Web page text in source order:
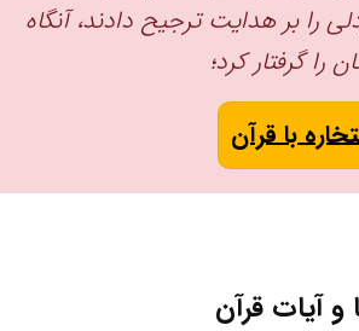
را بر هدایت ترجیح دادند، آنگاه
گرفتار کرد؛
با قرآن
آیات قرآن